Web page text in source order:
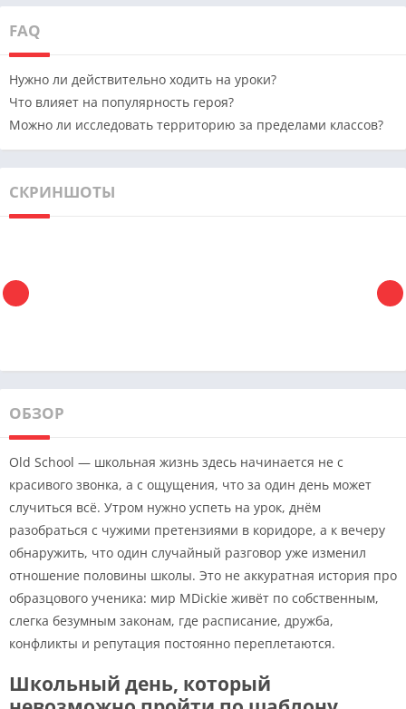
FAQ
Нужно ли действительно ходить на уроки?
Что влияет на популярность героя?
Можно ли исследовать территорию за пределами классов?
СКРИНШОТЫ
ОБЗОР
Old School — школьная жизнь здесь начинается не с
красивого звонка, а с ощущения, что за один день может
случиться всё. Утром нужно успеть на урок, днём
разобраться с чужими претензиями в коридоре, а к вечеру
обнаружить, что один случайный разговор уже изменил
отношение половины школы. Это не аккуратная история про
образцового ученика: мир MDickie живёт по собственным,
слегка безумным законам, где расписание, дружба,
конфликты и репутация постоянно переплетаются.
Школьный день, который